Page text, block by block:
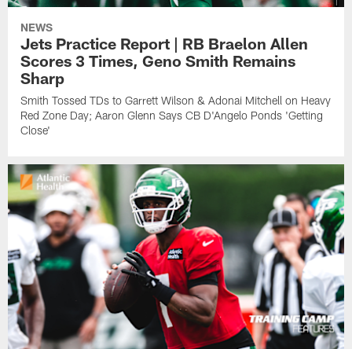
NEWS
Jets Practice Report | RB Braelon Allen
Scores 3 Times, Geno Smith Remains
Sharp
Smith Tossed TDs to Garrett Wilson & Adonai Mitchell on Heavy
Red Zone Day; Aaron Glenn Says CB D'Angelo Ponds 'Getting
Close'